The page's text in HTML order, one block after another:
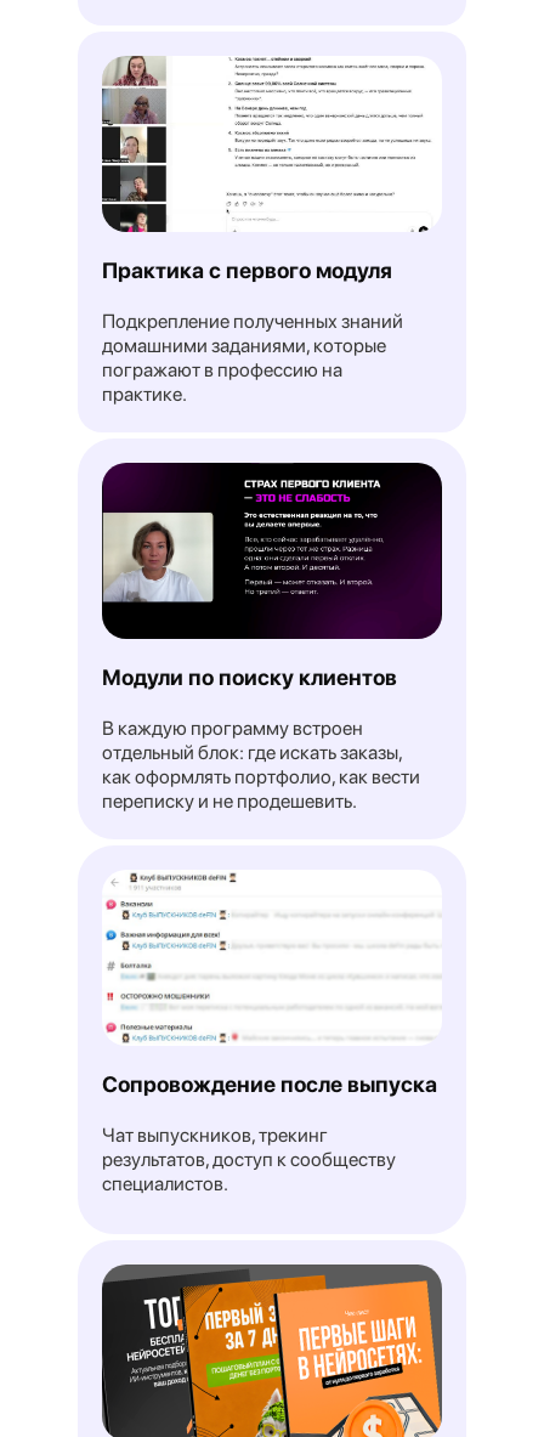
Читать →
Опрос: 43% россиян в возрасте
25−35 лет активно меняют
профессию
Читать →
Дружный коллектив —
не преимущество: названы 5 правил
найма зумеров на работу
спбдневник
Озвучены главные правила найма
зумеров на работу в России
Т-банк
Читать →
AI‑подбор в 2026 году: как бизнесу
перестроить найм и не потерять
сильных кандидатов
Практика с первого модуля
Подкрепление полученных знаний
домашними заданиями, которые
погражают в профессию на
практике.
Модули по поиску клиентов
В каждую программу встроен
отдельный блок: где искать заказы,
как оформлять портфолио, как вести
переписку и не продешевить.
Сопровождение после выпуска
Чат выпускников, трекинг
результатов, доступ к сообществу
специалистов.